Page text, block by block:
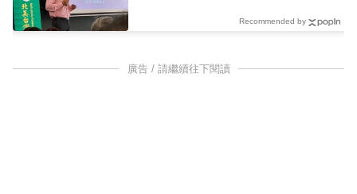
Recommended by
廣告 / 請繼續往下閱讀